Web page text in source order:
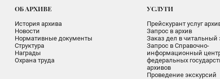
ОБ АРХИВЕ
История архива
Новости
Нормативные документы
Структура
Награды
Охрана труда
УСЛУГИ
Прейскурант услуг
Запрос в архив
Заказ дел в читальный
Запрос в Справочно-
информационный
федеральных
архивов
Проведение экскурсий